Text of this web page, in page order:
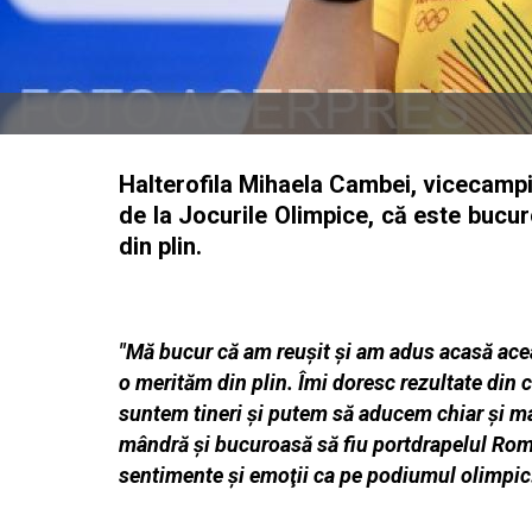
Halterofila Mihaela Cambei,
de la Jocurile Olimpice, că este
din plin.
"Mă bucur că am reuşit şi am adus acasă
o merităm din plin. Îmi doresc rezultate din
suntem tineri şi putem să aducem chiar şi
mândră şi bucuroasă să fiu portdrapelul
sentimente şi emoţii ca pe podiumul